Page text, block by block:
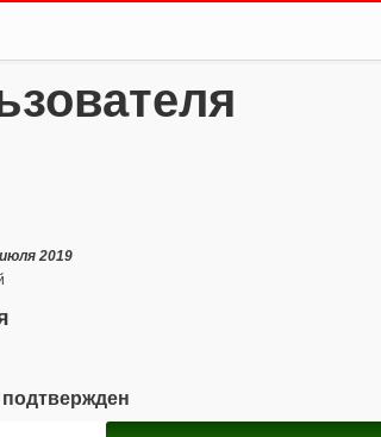
июля 2019
подтвержден